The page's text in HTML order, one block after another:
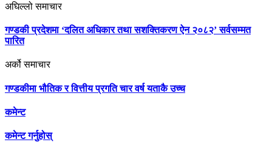
अघिल्लो समाचार
गण्डकी प्रदेशमा ‘दलित अधिकार तथा सशक्तिकरण ऐन २०८२’ सर्वसम्मत
पारित
अर्को समाचार
गण्डकीमा भौतिक र वित्तीय प्रगति चार वर्ष यताकै उच्च
कमेन्ट
कमेन्ट गर्नुहोस्